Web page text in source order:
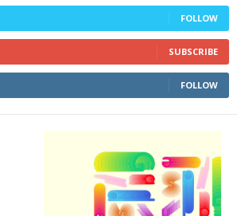
FOLLOW
SUBSCRIBE
FOLLOW